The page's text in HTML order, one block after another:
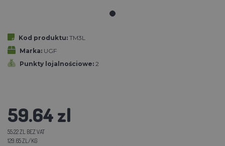
Kod produktu: TM3L
Marka: UGF
Punkty lojalnościowe: 2
59.64 zl
55.22 ZL BEZ VAT
129.65 ZL/KG